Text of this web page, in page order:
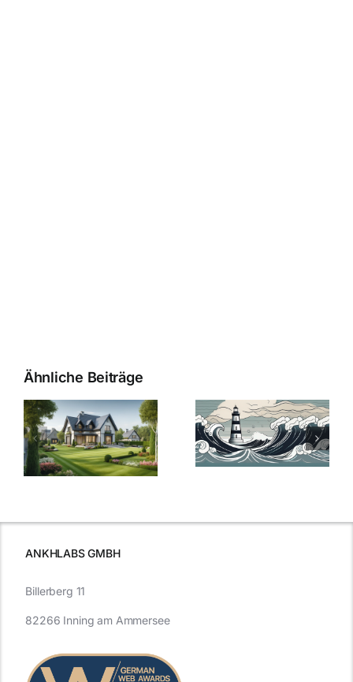
Ähnliche Beiträge
Bauzinsen im
Sturm: Die
aktuelle
Entwicklung
Die Evolution
der
Bauzinsen: Ein
Blick in die
ANKHLABS GMBH
Billerberg 11
82266 Inning am Ammersee